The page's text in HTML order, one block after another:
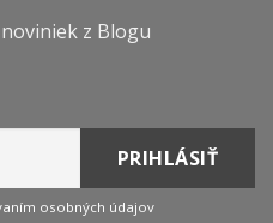
z Blogu
osobných údajov